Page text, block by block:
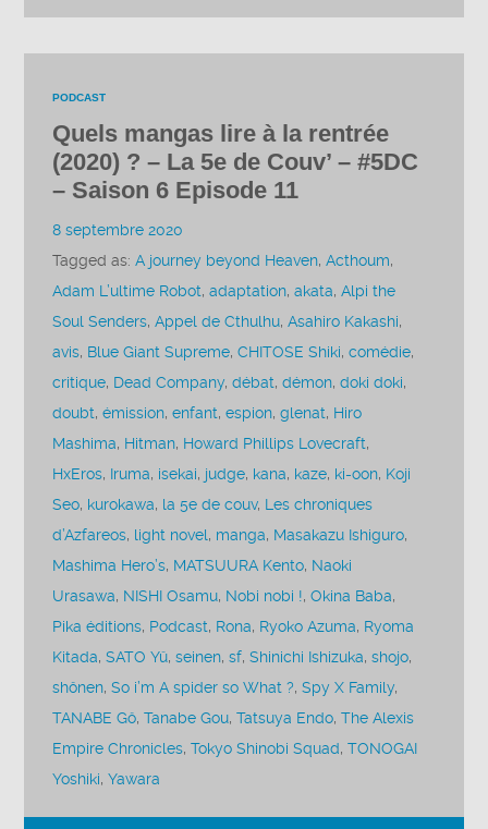
PODCAST
Quels mangas lire à la rentrée
(2020) ? – La 5e de Couv’ – #5DC
– Saison 6 Episode 11
8 septembre 2020
Tagged as:A journey beyond Heaven,Acthoum,
Adam L’ultime Robot,adaptation,akata,Alpi the
Soul Senders,Appel de Cthulhu,Asahiro Kakashi,
avis, Blue Giant Supreme,CHITOSE Shiki,comédie,
critique, Dead Company,débat,démon,doki doki,
doubt,émission,enfant,espion,glenat, Hiro
Mashima, Hitman, Howard Phillips Lovecraft,
HxEros, Iruma, isekai, judge, kana, kaze, ki-oon, Koji
Seo, kurokawa, la 5e de couv, Les chroniques
d’Azfareos, light novel, manga, Masakazu Ishiguro,
Mashima Hero’s, MATSUURA Kento, Naoki
Urasawa, NISHI Osamu, Nobi nobi !,Okina Baba,
Pika éditions, Podcast, Rona, Ryoko Azuma, Ryoma
Kitada,SATO Yû,seinen,sf,Shinichi Ishizuka,shojo,
shônen,So i’m A spider so What ?,Spy X Family,
TANABE Gô,Tanabe Gou,Tatsuya Endo,The Alexis
Empire Chronicles,Tokyo Shinobi Squad,TONOGAI
Yoshiki,Yawara